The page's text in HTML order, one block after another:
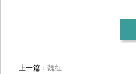
上一篇： 魏红